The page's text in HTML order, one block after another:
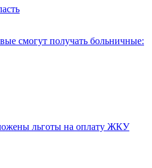
смогут получать больничные:
льготы на оплату ЖКУ